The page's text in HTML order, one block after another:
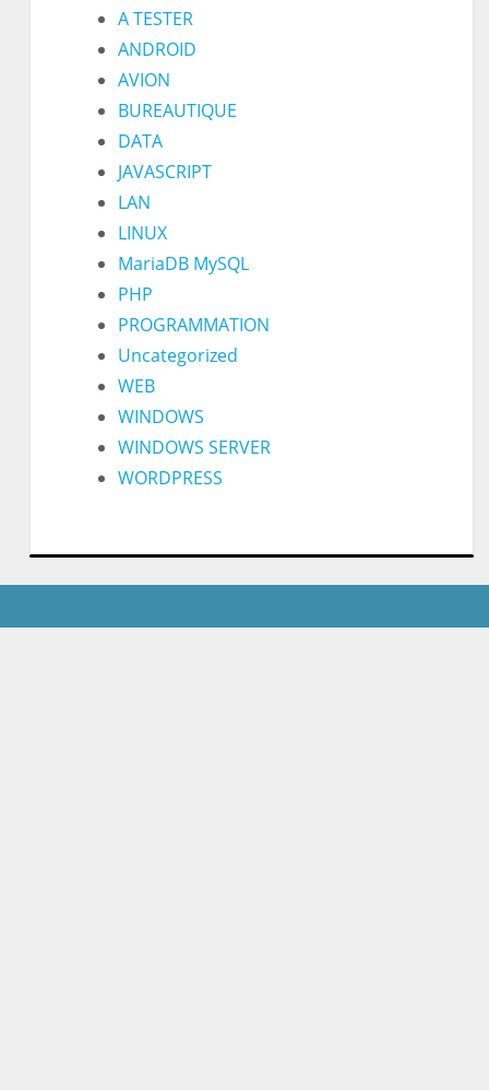
A TESTER
ANDROID
AVION
BUREAUTIQUE
DATA
JAVASCRIPT
LAN
LINUX
MariaDB MySQL
PHP
PROGRAMMATION
Uncategorized
WEB
WINDOWS
WINDOWS SERVER
WORDPRESS